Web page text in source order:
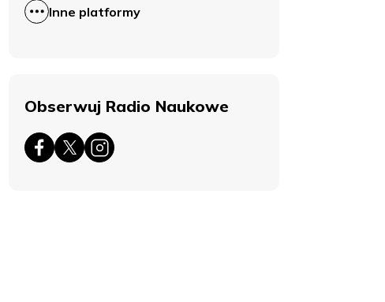
Inne platformy
Obserwuj Radio Naukowe